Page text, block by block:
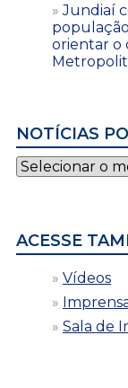
Jundiaí
orientar o
NOTÍCIAS
Notícias
por
ACESSE
Vídeos
Sala de